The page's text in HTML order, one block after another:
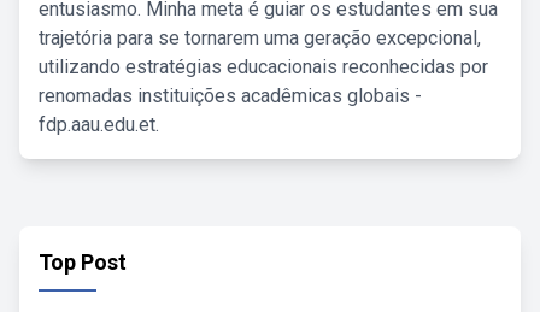
entusiasmo. Minha meta é guiar os estudantes em sua
trajetória para se tornarem uma geração excepcional,
utilizando estratégias educacionais reconhecidas por
renomadas instituições acadêmicas globais -
fdp.aau.edu.et.
Top Post